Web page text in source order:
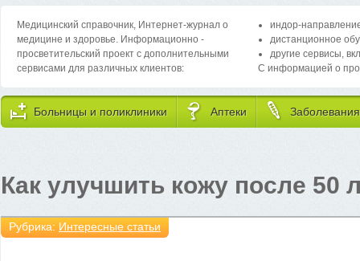
Медицинский справочник, Интернет-журнал о
медицине и здоровье. Информационно -
просветительский проект с дополнительными
сервисами для различных клиентов:
индор-
дистанционное
другие сервисы,
С информацией о
Больницы и поликлиники Аптеки Заболевания
Как улучшить кожу после 50
Рубрика: Интересные статьи